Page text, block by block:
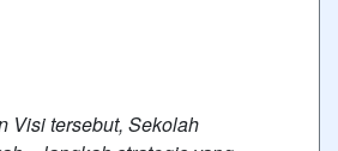
Visi tersebut, Sekolah